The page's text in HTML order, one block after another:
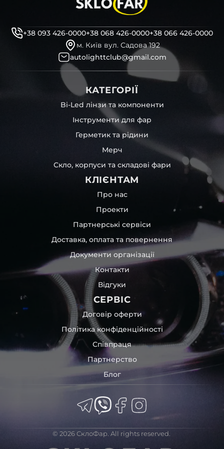
декоративні маски
професійні інструменти для розбору фари
бутиловий герметик для збору фари
рідини для розбирання фари
і також для автомобілів
Jetour ,Lemarix Porsche
та інших, які будуть на 100 % сумісними із оригінальною
фарою вашої моделі авто.
Фотографії скла і корпусів, розміщені на сайті –
автентичні та унікальні. Зроблені за допомогою
професійного обладнання у нашому офісі та оптовому
складі в Києві. З метою захисту від недозволеного
копіювання – на всіх фотографіях розміщений водяний
знак із нашим логотипом – для швидкої ідентифікації.
Без письмового дозволу заборонено використовувати
будь-які фотографії з нашого веб-сайту.
Можна придбати окремо як одне скло чи корпус,
так і пару чи комплект. Кожну одиницю товару наші
співробітники на складі ретельно перевіряють та
дбайливо запаковують спочатку у декілька шарів
захисної стрейч-плівки, потім у додаткову плівку з
повітрям – і все це повноцінно захищає скло фари під
час перевезення та цілком прибирає вірогідність
пошкодження товару внаслідок механічних впливів під
час транспортування поштою.
Детальніше про доставку…
Комплектація товару виробника та зовнішній вигляд
товару можуть відрізнятися від фотографій,
представлених на сайті.
Якщо ви шукаєте такі послуги, як заміна скла фари,
розпакування та перепакування фар, відновлення та
ремонт фар, заміна лінз Xenon LED BI-LED, ремонт скла,
корпусу та кріплення фари, налаштування світла,
коригування, діагностика та полірування фари, наші
партнерські сервіси готові надати допомогу по всій
тисячі задоволених клієнтів. Розмаїття вибору, постійна
наявність на складі, свіжі поступлення, доступна ціна,
Із часом передня фара BMW може мати такі проблеми:
+38 093 426-0000+38 068 426-0000+38 066 426-0000
м. Київ вул. Садова 192
autolighttclub@gmail.com
КАТЕГОРІЇ
Bi-Led лінзи та компоненти
Інструменти для фар
Герметик та рідини
Мерч
Скло, корпуси та складові фари
КЛІЄНТАМ
Про нас
Проекти
Партнерські сервіси
Доставка, оплата та повернення
Документи організації
Контакти
Відгуки
СЕРВІС
Договір оферти
Політика конфіденційності
Співпраця
Партнерство
Блог
© 2026 СклоФар. All rights reserved.